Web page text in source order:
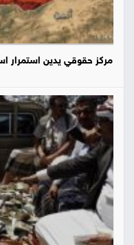
مركز حقوقي يدين استمرار